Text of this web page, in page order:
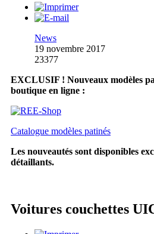
News
19 novembre 2017
23377
EXCLUSIF ! Nouveaux modèles
boutique en ligne :
Catalogue modèles patinés
Les nouveautés sont disponibles
détaillants.
Voitures couchettes